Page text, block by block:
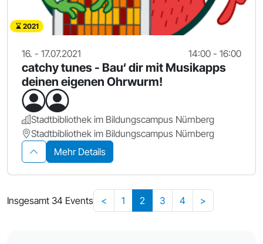
2021
16. - 17.07.2021 14:00 - 16:00
catchy tunes - Bau‘ dir mit Musikapps
deinen eigenen Ohrwurm!
Stadtbibliothek im Bildungscampus Nürnberg
Stadtbibliothek im Bildungscampus Nürnberg
Mehr Details
Insgesamt 34 Events < 1 2 3 4 >